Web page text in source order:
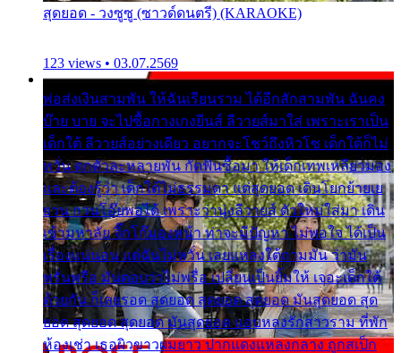
สุดยอด - วงซูซู (ซาวด์ดนตรี) (KARAOKE)
123 views • 03.07.2569
พ่อส่งเงินสามพัน ให้ฉันเรียนราม ได้อีกสักสามพัน ฉันคง
บ๊าย บาย จะไปซื้อกางเกงยีนส์ ลีวายส์มาใส่ เพราะเราเป็น
เด็กใต้ ลีวายส์อย่างเดียว อยากจะโชว์ถึงหิวโซ เด็กใต้ก็ไม่
หวั่น ตกตัวละหลายพัน กัดฟันซื้อมา ให้เด็กเทพเหลียวมอง
และต้องรู้ว่า เด็กใต้ไม่ธรรมดา แต่สุดยอด เดินโยกย้ายเย
ยวน กวนโอ๊ยพอได้ เพราะว่านุ่งลีวายส์ ตัวใหม่ใส่มา เดิน
เข้ามหาลัย จิ๊กโก๊มองหน้า ท่าจะมีปัญหา ไม่พอใจ ได้เป็น
เรื่องแน่นอน แต่ฉันไม่หวั่น เลยแหลงใต้ถามมัน ว่ามัน
พรั่นพรือ มันตอบว่าไม่พรื่อ เปลี่ยนเป็นยิ้มให้ เจอะเด็กใต้
ด้วยกัน ก็เลยรอด สุดยอด สุดยอด สุดยอด มันสุดยอด สุด
ยอด สุดยอด สุดยอด มันสุดยอด แอบหลงรักสาวราม ที่พัก
ห้องเช่า เธอผิวขาวผมยาว ปากแดงแหลงกลาง ถูกสเป็ก